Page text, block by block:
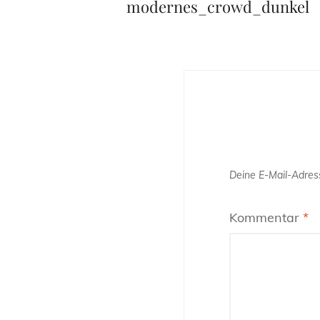
modernes_crowd_dunkel
Deine E-Mail-
Kommentar *